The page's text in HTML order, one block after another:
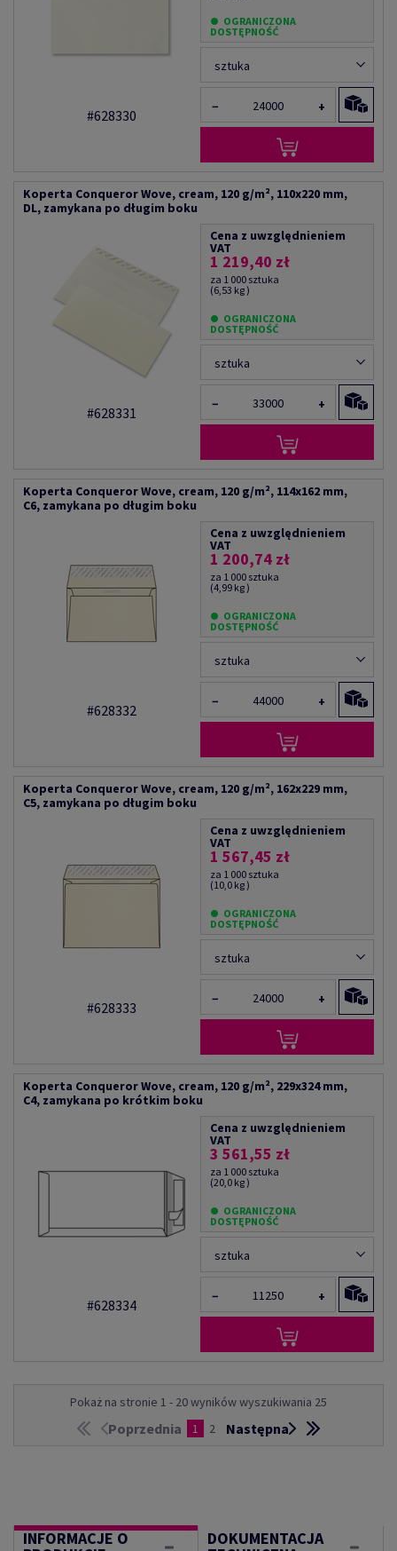
#628330
OGRANICZONA
DOSTĘPNOŚĆ
sztuka
− +
Koperta Conqueror Wove, cream, 120 g/m², 110x220 mm,
DL, zamykana po długim boku
#628331
Cena z uwzględnieniem
VAT
1 219,40 zł
za 1 000 sztuka
(6,53 kg )
OGRANICZONA
DOSTĘPNOŚĆ
sztuka
− +
Koperta Conqueror Wove, cream, 120 g/m², 114x162 mm,
C6, zamykana po długim boku
#628332
Cena z uwzględnieniem
VAT
1 200,74 zł
za 1 000 sztuka
(4,99 kg )
OGRANICZONA
DOSTĘPNOŚĆ
sztuka
− +
Koperta Conqueror Wove, cream, 120 g/m², 162x229 mm,
C5, zamykana po długim boku
#628333
Cena z uwzględnieniem
VAT
1 567,45 zł
za 1 000 sztuka
(10,0 kg )
OGRANICZONA
DOSTĘPNOŚĆ
sztuka
− +
Koperta Conqueror Wove, cream, 120 g/m², 229x324 mm,
C4, zamykana po krótkim boku
#628334
Cena z uwzględnieniem
VAT
3 561,55 zł
za 1 000 sztuka
(20,0 kg )
OGRANICZONA
DOSTĘPNOŚĆ
sztuka
− +
Pokaż na stronie 1 - 20 wyników wyszukiwania 25
Poprzednia 1 2 Następna
INFORMACJE O DOKUMENTACJA